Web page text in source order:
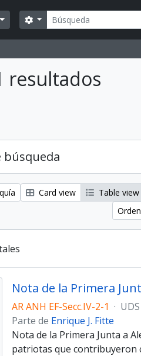
Búsqueda
Search options
resultados
búsqueda
Card view
Table view
Nota de la Primera
AR ANH EF-Secc.IV-2-1 · UDS
Parte de Enrique J. Fitte
Nota de la Primera Junta a
patriotas que contribuyeron